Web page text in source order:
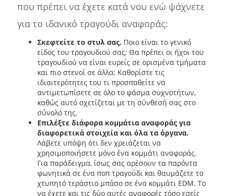
που πρέπει να έχετε κατά νου ενώ ψάχνετε
για το ιδανικό τραγούδι αναφοράς:
Σκεφτείτε το στυλ σας. Ποιο είναι το γενικό
είδος του τραγουδιού σας; Θα πρέπει οι ήχοι του
τραγουδιού να είναι ευρείς σε ορισμένα τμήματα
και πιο στενοί σε άλλα; Καθορίστε τις
ιδιαιτερότητες του τι προσπαθείτε να
αντιμετωπίσετε σε όλο το φάσμα συχνοτήτων,
καθώς αυτό σχετίζεται με τη σύνθεσή σας στο
σύνολό της.
Επιλέξτε διάφορα κομμάτια αναφοράς για
διαφορετικά στοιχεία και όλα τα όργανα.
Λάβετε υπόψη ότι δεν χρειάζεται να
χρησιμοποιήσετε μόνο ένα κομμάτι αναφοράς.
Για παράδειγμα, ίσως σας αρέσουν τα παρόντα
φωνητικά σε ένα ποπ τραγούδι και θαυμάζετε το
χτυπητό τεράστιο μπάσο σε ένα κομμάτι EDM. Το
να έχετε και τις δύο αυτές αναφορές τόσο εσείς